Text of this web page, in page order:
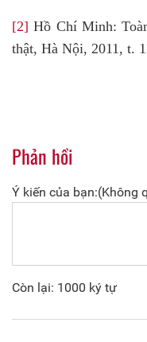
[2] Hồ Chí Minh:
thật, Hà Nội, 2011, t.
Phản hồi
Ý kiến của bạn:(Không
Còn lại: 1000 ký tự